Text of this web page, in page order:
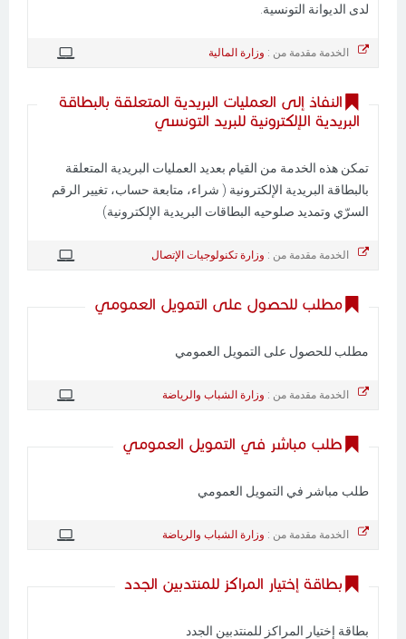
لدى الديوانة التونسية.
الخدمة مقدمة من : وزارة المالية
النفاذ إلى العمليات البريدية المتعلقة بالبطاقة
البريدية الإلكترونية للبريد التونسي
تمكن هذه الخدمة من القيام بعديد العمليات البريدية المتعلقة
بالبطاقة البريدية الإلكترونية ( شراء، متابعة حساب، تغيير الرقم
السرّي وتمديد صلوحيه البطاقات البريدية الإلكترونية)
الخدمة مقدمة من : وزارة تكنولوجيات الإتصال
مطلب للحصول على التمويل العمومي
مطلب للحصول على التمويل العمومي
الخدمة مقدمة من : وزارة الشباب والرياضة
طلب مباشر في التمويل العمومي
طلب مباشر في التمويل العمومي
الخدمة مقدمة من : وزارة الشباب والرياضة
بطاقة إختيار المراكز للمنتدبين الجدد
بطاقة إختيار المراكز للمنتدبين الجدد